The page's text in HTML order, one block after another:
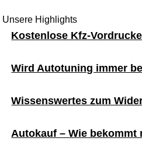
Unsere Highlights
Kostenlose Kfz-
Wird Autotuning immer
Wissenswertes zum
Autokauf – Wie bekommt